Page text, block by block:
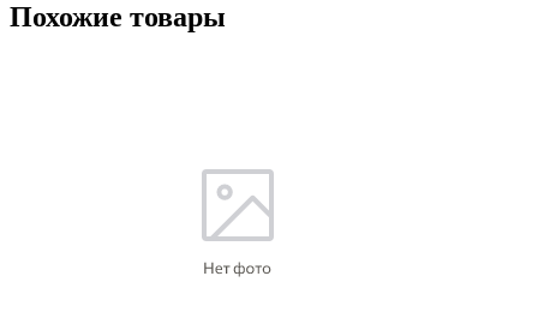
Похожие товары